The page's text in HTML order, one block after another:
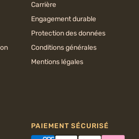
Carrière
Engagement durable
Protection des données
Conditions générales
Mentions légales
PAIEMENT SÉCURISÉ